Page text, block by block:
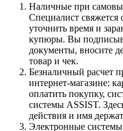
Наличные при
Специалист свяжется
уточнить время и
купюры. Вы
документы, вносите
товар и чек.
Безналичный расчет
интернет-магазине:
оплатить покупку,
системы ASSIST.
действия и имя
Электронные системы